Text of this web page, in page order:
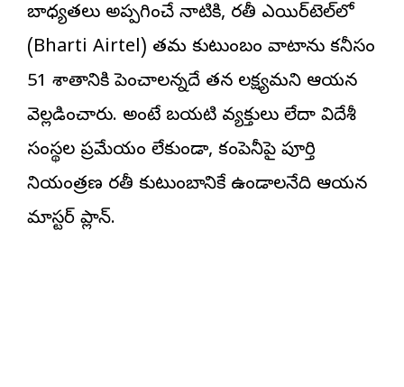
బాధ్యతలు అప్పగించే నాటికి, భారతీ ఎయిర్‌టెల్‌లో
(Bharti Airtel) తమ కుటుంబం వాటాను కనీసం
51 శాతానికి పెంచాలన్నదే తన లక్ష్యమని ఆయన
వెల్లడించారు. అంటే బయటి వ్యక్తులు లేదా విదేశీ
సంస్థల ప్రమేయం లేకుండా, కంపెనీపై పూర్తి
నియంత్రణ భారతీ కుటుంబానికే ఉండాలనేది ఆయన
మాస్టర్ ప్లాన్.